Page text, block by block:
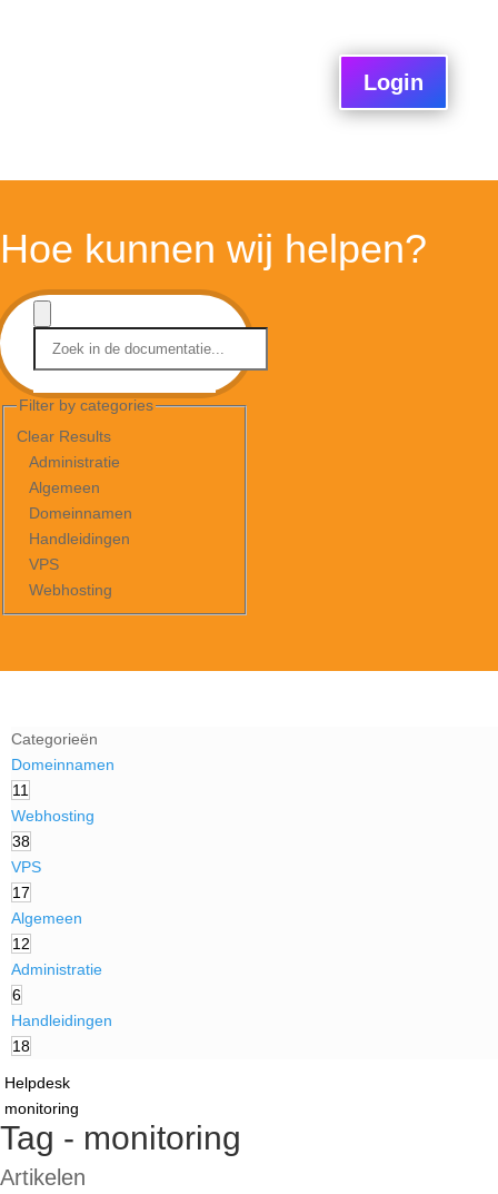
Login
Hoe kunnen wij helpen?
Filter by categories
Clear Results
Administratie
Algemeen
Domeinnamen
Handleidingen
VPS
Webhosting
Categorieën
Domeinnamen
11
Webhosting
38
VPS
17
Algemeen
12
Administratie
6
Handleidingen
18
Helpdesk
monitoring
Tag - monitoring
Artikelen